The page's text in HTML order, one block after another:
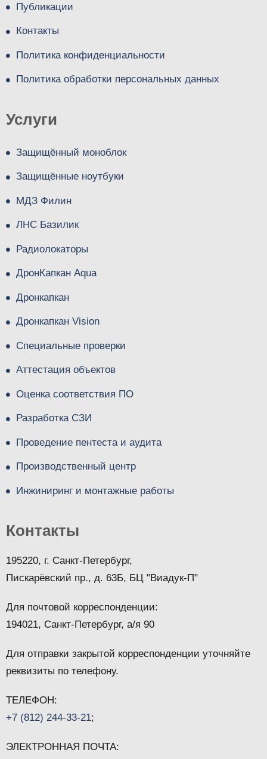
Публикации
Контакты
Политика конфиденциальности
Политика обработки персональных данных
Услуги
Защищённый моноблок
Защищённые ноутбуки
МДЗ Филин
ЛНС Базилик
Радиолокаторы
ДронКапкан Aqua
Дронкапкан
Дронкапкан Vision
Специальные проверки
Аттестация объектов
Оценка соответствия ПО
Разработка СЗИ
Проведение пентеста и аудита
Производственный центр
Инжиниринг и монтажные работы
Контакты
195220, г. Санкт-Петербург,
Пискарёвский пр., д. 63Б, БЦ "Виадук-П"
Для почтовой корреспонденции:
194021, Санкт-Петербург, а/я 90
Для отправки закрытой корреспонденции уточняйте
реквизиты по телефону.
ТЕЛЕФОН:
+7 (812) 244-33-21;
ЭЛЕКТРОННАЯ ПОЧТА: